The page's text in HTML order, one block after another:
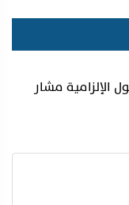
الإلزامية مشار